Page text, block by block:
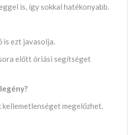
is, így sokkal hatékonyabb.
is ezt javasolja.
előtt óriási segítséget
megelőzhet.